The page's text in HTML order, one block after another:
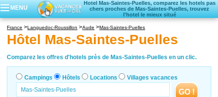
MENU
Hotel Mas-Saintes-Puelles, comparez les hotels pas
chers proches de Mas-Saintes-Puelles, trouvez
l'hotel le mieux situé
Hôtels
Locations vacances
Villages vacances
France Languedoc-Roussillon Aude Mas-Saintes-Puelles
Hôtel Mas-Saintes-Puelles
Comparez les offres d'hotels près de Mas-Saintes-Puelles en un clic.
Campings Hôtels Locations Villages vacances
GO !